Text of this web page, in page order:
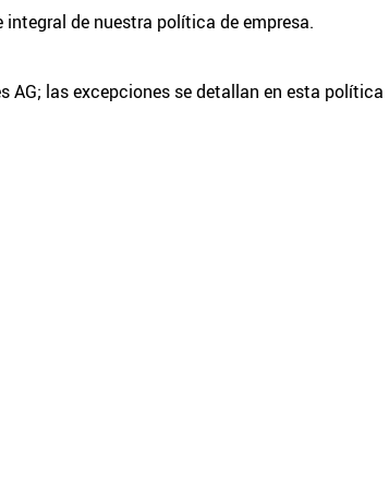
de nuestra política de empresa.
AG; las excepciones se detallan en esta política